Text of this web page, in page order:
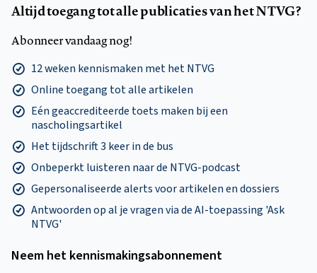
Altijd toegang tot alle publicaties van het NTVG?
Abonneer vandaag nog!
12 weken kennismaken met het NTVG
Online toegang tot alle artikelen
Eén geaccrediteerde toets maken bij een
nascholingsartikel
Het tijdschrift 3 keer in de bus
Onbeperkt luisteren naar de NTVG-podcast
Gepersonaliseerde alerts voor artikelen en dossiers
Antwoorden op al je vragen via de AI-toepassing 'Ask
NTVG'
Neem het kennismakings­abonnement